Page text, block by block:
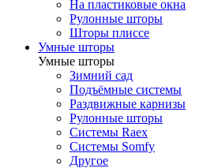
На пластиковые окна
Рулонные шторы
Шторы плиссе
Умные шторы
Умные шторы
Зимний сад
Подъёмные системы
Раздвижные карнизы
Рулонные шторы
Системы Raex
Системы Somfy
Другое